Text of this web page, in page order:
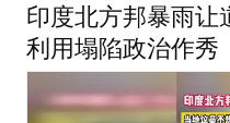
印度北方邦暴雨让
利用塌陷政治作秀